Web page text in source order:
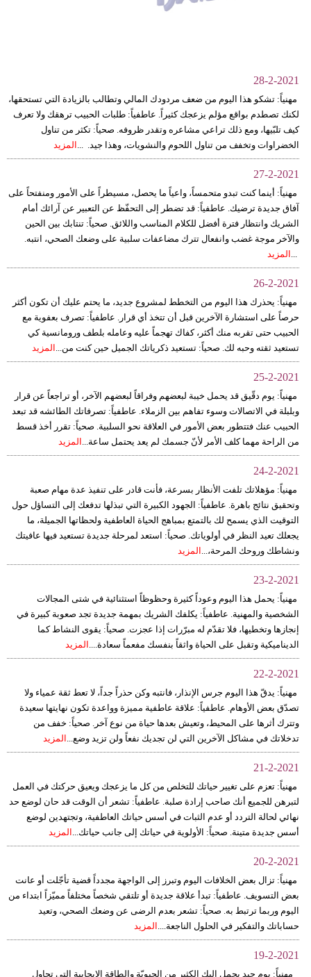
إعلام
مرأة
أزياء
إسلامية
علوم
مدوَّنات
أبراج
سيارات
28-2-2021
مهنياً: تشكو هذا اليوم من ضعف مردودك المالي وتطالب بالزيادة التي تستحقها،
لكنك تصطدم بواقع مؤلم يزعجك كثيراً. عاطفياً: طلبات الحبيب ترهقك ولا تعرف
كيف تلبّيها، ومع ذلك تراعي مشاعره وتقدر ظروفه. صحياً: تكثر من تناول
الخضراوات وتخفف من تناول اللحوم والنشويات، وهذا جيد. ... المزيد
27-2-2021
مهنياً: أينما كنت تبدو متحمساً، واعياً ما يحصل، مسيطراً على الأمور ومنفتحاً على
آفاق جديدة ترضيك. عاطفياً: قد تضطر إلى التحفّظ عن التعبير عن آرائك أمام
الشريك وانتظار فترة أفضل للكلام المناسب واللائق. صحياً: تنتابك بين الحين
والآخر موجة غضب وانفعال تترك مضاعفات سلبية على وضعك الصحي، انتبه.
... المزيد
26-2-2021
مهنياً: يحذرك هذا اليوم من التخطط لمشروع جديد، ما يحتم عليك أن تكون أكثر
حرصاً على استشارة الآخرين قبل أن تتخذ أي قرار. عاطفياً: تصرف بعفوية مع
الحبيب حتى تقربه منك أكثر، كفاك تهجماً عليه وعامله بلطف ورومانسية كي
تستعيد ثقته وحبه لك. صحياً: تستعيد ذكرياتك الجميل حين كنت من... المزيد
25-2-2021
مهنياً: يوم دقّيق قد يحمل خيبة لبعضهم وفراقاً لبعضهم الآخر، أو تراجعاً عن قرار
وبلبلة في الاتصالات وسوء تفاهم بين الزملاء. عاطفياً: تصرفاتك الطائشه قد تبعد
الحبيب عنك فتتطور بعض الأمور في العلاقة نحو السلبية. صحياً: تقرر أخذ قسط
من الراحة مهما كلف الأمر لأنّ جسمك لم يعد يحتمل ساعة... المزيد
24-2-2021
مهنياً: مؤهلاتك تلفت الأنظار بسرعة، فأنت قادر على تنفيذ عدة مهام صعبة
وتحقيق نتائج باهرة. عاطفياً: الجهود الكبيرة التي تبذلها تدفعك إلى التساؤل حول
التوقيت الذي يسمح لك بالتمتع بمباهج الحياة العاطفية ولحظاتها الجميلة، ما
يجعلك تعيد النظر في أولوياتك. صحياً: استعد لمرحلة جديدة تستعيد فيها عافيتك
ونشاطك وروحك المرحة،... المزيد
23-2-2021
مهنياً: يحمل هذا اليوم وعوداً كثيرة وحظوظاً استثنائية في شتى المجالات
الشخصية والمهنية. عاطفياً: يكلفك الشريك بمهمة جديدة تجد صعوبة كبيرة في
إنجازها وتخطيها، فلا تقدّم له مبرّرات إذا عجزت. صحياً: يقوى النشاط كما
الديناميكية وتقبل على الحياة واثقاً بنفسك مفعماً سعادة.... المزيد
22-2-2021
مهنياً: يدقّ هذا اليوم جرس الإنذار، فانتبه وكن حذراً جداً، لا تعط ثقة عمياء ولا
تصدّق بعض الأوهام. عاطفياً: علاقة عاطفية مميزة وواعدة تكون نهايتها سعيدة
وتترك أثرها على المحيط، وتعيش بعدها حياة من نوع آخر. صحياً: خفف من
تدخلاتك في مشاكل الآخرين التي لن تجديك نفعاً ولن تزيد وضع... المزيد
21-2-2021
مهنياً: تعزم على تغيير حياتك للتخلص من كل ما يزعجك ويعيق حركتك في العمل
لتبرهن للجميع أنك صاحب إرادة صلبة. عاطفياً: تشعر أن الوقت قد حان لوضع حد
نهائي لحالة التردد أو عدم الثبات في أسس حياتك العاطفية، وتجتهدين لوضع
أسس جديدة متينة. صحياً: الأولوية في حياتك إلى جانب حياتك... المزيد
20-2-2021
مهنياً: تزال بعض الخلافات اليوم وتبرز إلى الواجهة مجدداً قضية تأجّلت أو عانت
بعض التسويف. عاطفياً: تبدأ علاقة جديدة أو تلتقي شخصاً مختلفاً مميّزاً ابتداء من
اليوم وربما ترتبط به. صحياً: تشعر بعدم الرضى عن وضعك الصحي، وتعيد
حساباتك والتفكير في الحلول الناجعة.... المزيد
19-2-2021
مهنياً: يوم جيد يحمل إليك الكثير من الحيويّة والطاقة الإيجابية التي تحاول